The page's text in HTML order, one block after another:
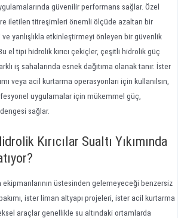
güvenilir performans sağlar. Özel
iletilen titreşimleri önemli ölçüde azaltan bir
yanlışlıkla etkinleştirmeyi önleyen bir güvenlik
el tipi hidrolik kırıcı çekiçler, çeşitli hidrolik güç
iş sahalarında esnek dağıtıma olanak tanır. İster
veya acil kurtarma operasyonları için kullanılsın,
uygulamalar için mükemmel güç,
sağlar.
Kırıcılar Sualtı Yıkımında
ekipmanlarının üstesinden gelemeyeceği benzersiz
ister liman altyapı projeleri, ister acil kurtarma
araçlar genellikle su altındaki ortamlarda